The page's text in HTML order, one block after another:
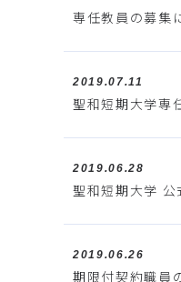
専任教員の募集
2019.07.11
聖和短期大学専
2019.06.28
聖和短期大学
2019.06.26
期限付契約職員